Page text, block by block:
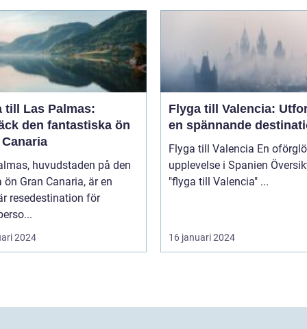
till Las Palmas:
den fantastiska ön
huvudstaden på den
ön Gran Canaria, är en
resedestination för
2024
Flyga till Valencia:
en spännande
Flyga till Valencia En oförglömlig
upplevelse i Spanien Översikt över
"flyga till Valencia" ...
16 januari 2024